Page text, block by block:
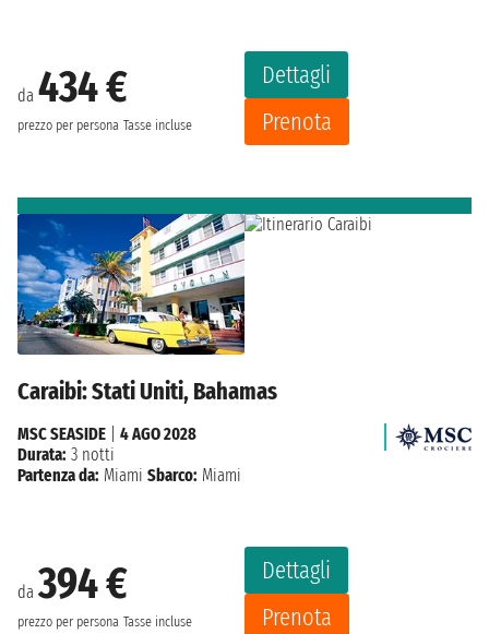
da 434 €
prezzo per persona Tasse incluse
Dettagli
Prenota
Caraibi: Stati Uniti, Bahamas
da394 €
prezzo per persona Tasse incluse
Dettagli
Prenota
MSC SEASIDE
4 AGO 2028
Durata: 3 notti
Partenza da: Miami Sbarco: Miami